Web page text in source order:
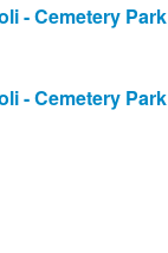
- Cemetery Park
- Cemetery Park